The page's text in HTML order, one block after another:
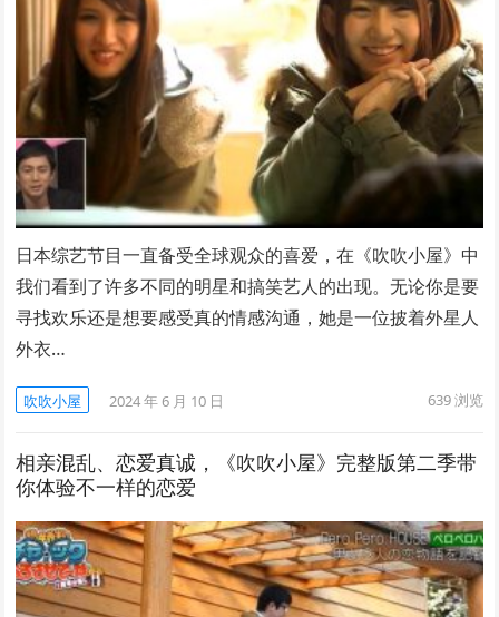
日本综艺节目一直备受全球观众的喜爱，在《吹吹小屋》中
我们看到了许多不同的明星和搞笑艺人的出现。无论你是要
寻找欢乐还是想要感受真的情感沟通，她是一位披着外星人
外衣…
吹吹小屋 2024 年 6 月 10 日 639浏览
相亲混乱、恋爱真诚，《吹吹小屋》完整版第二季带
你体验不一样的恋爱